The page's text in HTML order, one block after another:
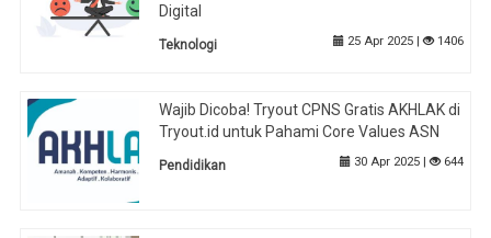
Digital
Teknologi 25 Apr 2025 | 1406
Wajib Dicoba! Tryout CPNS Gratis AKHLAK di
Tryout.id untuk Pahami Core Values ASN
Pendidikan 30 Apr 2025 | 644